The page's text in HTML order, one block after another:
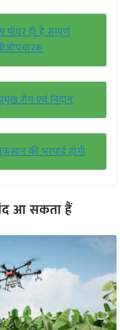
पॉवर ही है सम्पूर्ण
रोग एवं निदान
की भरपाई होगी
आ सकता हैं